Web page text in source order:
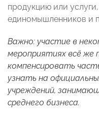
продукцию или
единомышленников и
Важно: участие в
мероприятиях всё
компенсировать
узнать на
учреждений,
среднего бизнеса.